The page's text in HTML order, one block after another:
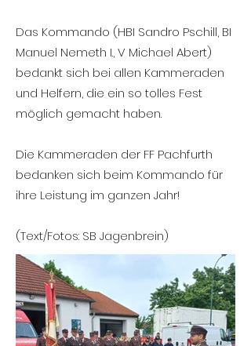
Das Kommando (HBI Sandro Pschill, BI
Manuel Nemeth I., V Michael Abert)
bedankt sich bei allen Kammeraden
und Helfern, die ein so tolles Fest
möglich gemacht haben.
Die Kammeraden der FF Pachfurth
bedanken sich beim Kommando für
ihre Leistung im ganzen Jahr!
(Text/Fotos: SB Jagenbrein)